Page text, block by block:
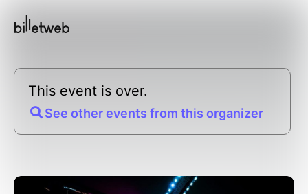
This event is over.
See other events from this organizer